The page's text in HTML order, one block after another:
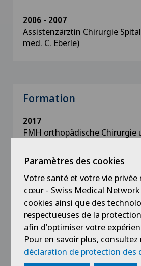
2006 - 2007
Assistenzärztin Chirurgie
med. C. Eberle)
Formation
2017
FMH orthopädische Chirurgie
Dissertation: „Ausbruch von
cloacae auf der
Intensivpflegestation in der
Universitätsklinik Heidelberg
1998 - 2005
Studium der Humanmedizin an
Paramètres des cookies
Votre santé et votre vie
cœur - Swiss Medical
cookies ainsi que des
respectueuses de la
afin d'optimiser votre
Pour en savoir plus,
déclaration de protection des